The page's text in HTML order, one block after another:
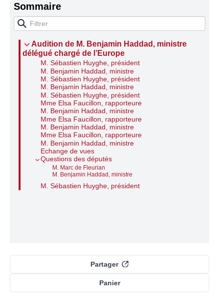
Sommaire
Audition de M. Benjamin Haddad, ministre
délégué chargé de l’Europe
M. Sébastien Huyghe, président
M. Benjamin Haddad, ministre
M. Sébastien Huyghe, président
M. Benjamin Haddad, ministre
M. Sébastien Huyghe, président
Mme Elsa Faucillon, rapporteure
M. Benjamin Haddad, ministre
Mme Elsa Faucillon, rapporteure
M. Benjamin Haddad, ministre
Mme Elsa Faucillon, rapporteure
M. Benjamin Haddad, ministre
Echange de vues
Questions des députés
M. Marc de Fleurian
M. Benjamin Haddad, ministre
M. Sébastien Huyghe, président
Panier
Partager